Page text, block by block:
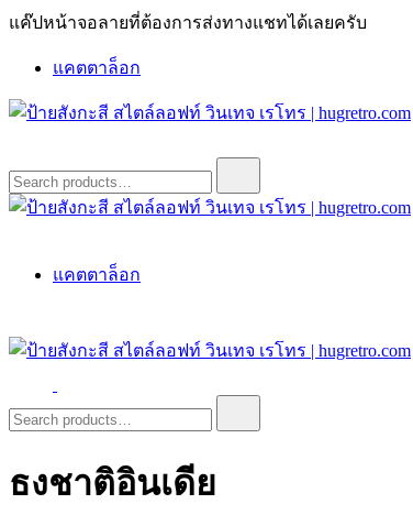
Skip
แค๊ปหน้าจอลายที่ต้องการส่งทางแชทได้เลยครับ
แคตตาล็อก
ป้ายสังกะสี สไตล์ลอฟท์ วินเทจ เรโทร | hugretro.com
ป้ายวินเทจ แต่งบ้าน ร้านกาแฟ ผับ โรงแรม ป้ายโค้ก
for:
แคตตาล็อก
ป้ายสังกะสี สไตล์ลอฟท์ วินเทจ เรโทร | hugretro.com
ป้ายวินเทจ แต่งบ้าน ร้านกาแฟ ผับ โรงแรม ป้ายโค้ก
for:
ธงชาติอินเดีย